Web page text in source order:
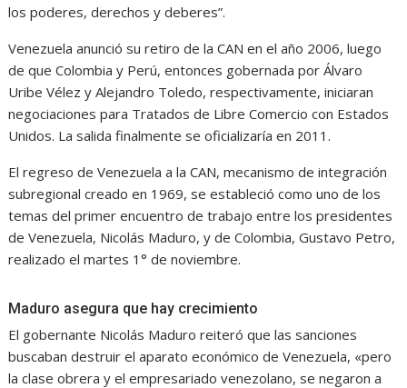
los poderes, derechos y deberes”.
Venezuela anunció su retiro de la CAN en el año 2006, luego
de que Colombia y Perú, entonces gobernada por Álvaro
Uribe Vélez y Alejandro Toledo, respectivamente, iniciaran
negociaciones para Tratados de Libre Comercio con Estados
Unidos. La salida finalmente se oficializaría en 2011.
El regreso de Venezuela a la CAN, mecanismo de integración
subregional creado en 1969, se estableció como uno de los
temas del primer encuentro de trabajo entre los presidentes
de Venezuela, Nicolás Maduro, y de Colombia, Gustavo Petro,
realizado el martes 1° de noviembre.
Maduro asegura que hay crecimiento
El gobernante Nicolás Maduro reiteró que las sanciones
buscaban destruir el aparato económico de Venezuela, «pero
la clase obrera y el empresariado venezolano, se negaron a